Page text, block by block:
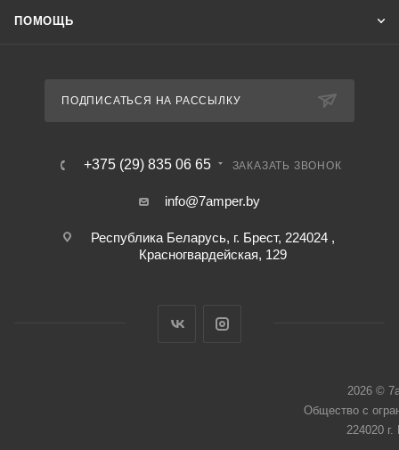
ПОМОЩЬ
ПОДПИСАТЬСЯ НА РАССЫЛКУ
+375 (29) 835 06 65 ЗАКАЗАТЬ ЗВОНОК
info@7amper.by
Республика Беларусь, г. Брест, 224024 ,
Красногвардейская, 129
2026 ©
Общество с
224020